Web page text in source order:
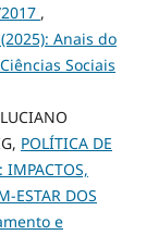
,
Anais do
Sociais
POLÍTICA DE
IMPACTOS,
ESTAR DOS
e